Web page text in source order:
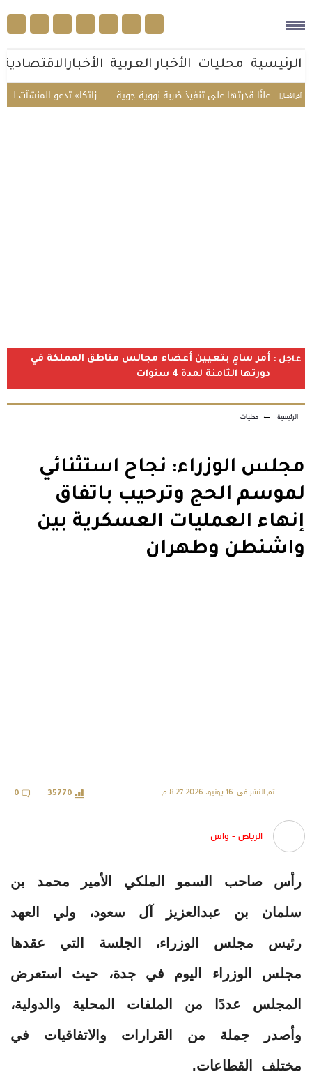
الرئيسية محليات الأخبار العربية الأخبارالاقتصادية
أخر الأخبار | «زاتكا» تدعو المنشآت لتقديم نماذج قدرتها على تنفيذ ضربة نووية جوية
عاجل : أمر سامٍ بتعيين أعضاء مجالس مناطق المملكة في
دورتها الثامنة لمدة 4 سنوات
الرئيسية ← محليات
مجلس الوزراء: نجاح استثنائي
لموسم الحج وترحيب باتفاق
إنهاء العمليات العسكرية بين
واشنطن وطهران
تم النشر في: 16 يونيو، 2026 8:27 م 35770
0
الرياض - واس
رأس صاحب السمو الملكي الأمير محمد بن
سلمان بن عبدالعزيز آل سعود، ولي العهد
رئيس مجلس الوزراء، الجلسة التي عقدها
مجلس الوزراء اليوم في جدة، حيث استعرض
المجلس عددًا من الملفات المحلية والدولية،
وأصدر جملة من القرارات والاتفاقيات في
مختلف القطاعات.